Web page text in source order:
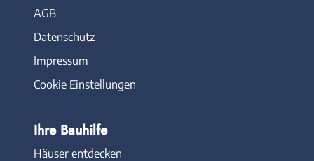
AGB
Datenschutz
Impressum
Cookie Einstellungen
Ihre Bauhilfe
Häuser entdecken